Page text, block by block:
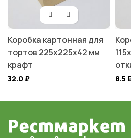
Коробка картонная для
тортов 225х225х42 мм
крафт
32.0 ₽ 8.5